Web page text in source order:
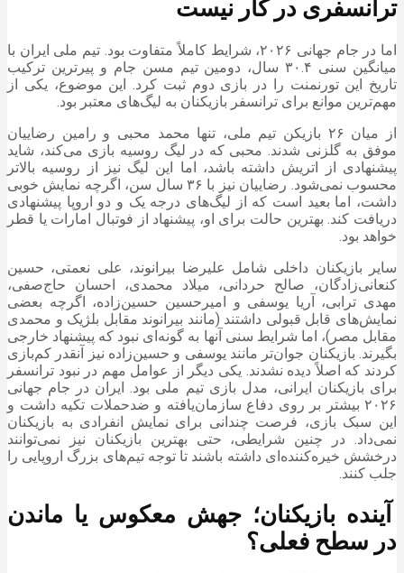
ترانسفری در کار نیست
اما در جام جهانی ۲۰۲۶، شرایط کاملاً متفاوت بود. تیم ملی ایران با
میانگین سنی ۳۰.۴ سال، دومین تیم مسن جام و پیرترین ترکیب
تاریخ این تورنمنت را در بازی دوم ثبت کرد. این موضوع، یکی از
مهم‌ترین موانع برای ترانسفر بازیکنان به لیگ‌های معتبر بود.
از میان ۲۶ بازیکن تیم ملی، تنها محمد محبی و رامین رضاییان
موفق به گلزنی شدند. محبی که در لیگ روسیه بازی می‌کند، شاید
پیشنهادی از اتریش داشته باشد، اما این لیگ نیز از روسیه بالاتر
محسوب نمی‌شود. رضاییان نیز با ۳۶ سال سن، اگرچه نمایش خوبی
داشت، اما بعید است که از لیگ‌های درجه یک و دو اروپا پیشنهادی
دریافت کند. بهترین حالت برای او، پیشنهاد از فوتبال امارات یا قطر
خواهد بود.
سایر بازیکنان داخلی شامل علیرضا بیرانوند، علی نعمتی، حسین
کنعانی‌زادگان، صالح حردانی، میلاد محمدی، احسان حاج‌صفی،
مهدی ترابی، آریا یوسفی و امیرحسین حسین‌زاده، اگرچه بعضی
نمایش‌های قابل قبولی داشتند (مانند بیرانوند مقابل بلژیک و محمدی
مقابل مصر)، اما شرایط سنی آنها به گونه‌ای نبود که پیشنهاد خارجی
بگیرند. بازیکنان جوان‌تر مانند یوسفی و حسین‌زاده نیز آنقدر کم‌بازی
کردند که اصلاً دیده نشدند. یکی دیگر از عوامل مهم در نبود ترانسفر
برای بازیکنان ایرانی، مدل بازی تیم ملی بود. ایران در جام جهانی
۲۰۲۶ بیشتر بر روی دفاع سازمان‌یافته و ضدحملات تکیه داشت و
این سبک بازی، فرصت چندانی برای نمایش انفرادی به بازیکنان
نمی‌داد. در چنین شرایطی، حتی بهترین بازیکنان نیز نمی‌توانند
درخشش خیره‌کننده‌ای داشته باشند تا توجه تیم‌های بزرگ اروپایی را
جلب کنند.
آینده بازیکنان؛ جهش معکوس یا ماندن
در سطح فعلی؟